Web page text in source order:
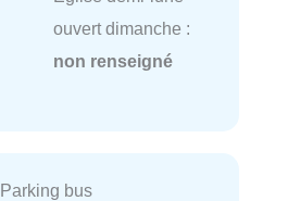
ouvert dimanche :
non renseigné
Parking bus